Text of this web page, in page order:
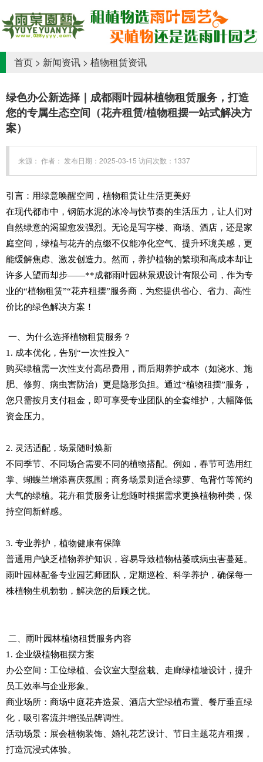
首页 > 新闻资讯 > 植物租赁资讯
绿色办公新选择｜成都雨叶园林植物租赁服务，打造
您的专属生态空间（花卉租赁/植物租摆一站式解决方
案）
来源： 作者： 发布日期：2025-03-15 访问次数：1337
引言：用绿意唤醒空间，植物租赁让生活更美好
在现代都市中，钢筋水泥的冰冷与快节奏的生活压力，让人们对
自然绿意的渴望愈发强烈。无论是写字楼、商场、酒店，还是家
庭空间，绿植与花卉的点缀不仅能净化空气、提升环境美感，更
能缓解焦虑、激发创造力。然而，养护植物的繁琐和高成本却让
许多人望而却步——**成都雨叶园林景观设计有限公司，作为专
业的“植物租赁”“花卉租摆”服务商，为您提供省心、省力、高性
价比的绿色解决方案！
一、为什么选择植物租赁服务？
1. 成本优化，告别“一次性投入”
购买绿植需一次性支付高昂费用，而后期养护成本（如浇水、施
肥、修剪、病虫害防治）更是隐形负担。通过“植物租摆”服务，
您只需按月支付租金，即可享受专业团队的全套维护，大幅降低
资金压力。
2. 灵活适配，场景随时焕新
不同季节、不同场合需要不同的植物搭配。例如，春节可选用红
掌、蝴蝶兰增添喜庆氛围；商务场景则适合绿萝、龟背竹等简约
大气的绿植。花卉租赁服务让您随时根据需求更换植物种类，保
持空间新鲜感。
3. 专业养护，植物健康有保障
普通用户缺乏植物养护知识，容易导致植物枯萎或病虫害蔓延。
雨叶园林配备专业园艺师团队，定期巡检、科学养护，确保每一
株植物生机勃勃，解决您的后顾之忧。
二、雨叶园林植物租赁服务内容
1. 企业级植物租摆方案
办公空间：工位绿植、会议室大型盆栽、走廊绿植墙设计，提升
员工效率与企业形象。
商业场所：商场中庭花卉造景、酒店大堂绿植布置、餐厅垂直绿
化，吸引客流并增强品牌调性。
活动场景：展会植物装饰、婚礼花艺设计、节日主题花卉租摆，
打造沉浸式体验。